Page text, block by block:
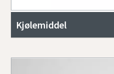
Kjølemiddel